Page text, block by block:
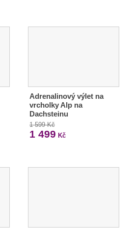
Adrenalinový výlet na
vrcholky Alp na
Dachsteinu
1 599 Kč
1 499 Kč